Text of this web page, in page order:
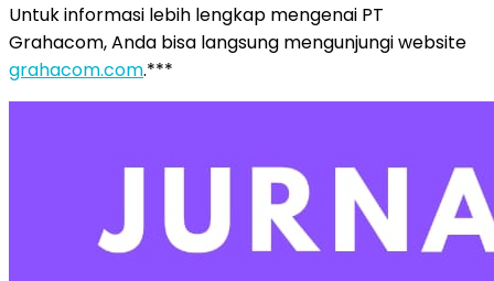
Untuk informasi lebih lengkap mengenai PT
Grahacom, Anda bisa langsung mengunjungi website
grahacom.com.***